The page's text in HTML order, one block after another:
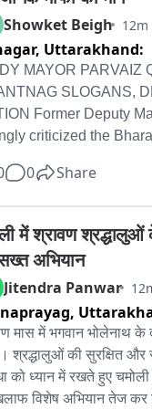
Showket Beigh
Uttarakhand:
MAYOR PARVAIZ
SLOGANS,
Former Deputy
criticized the
with the
are
and harmony in
to take
to the people of
to the
responsible, saying
to create
differences are
to political rhetoric.
0 Share
में श्रावण श्रद्धालुओं
अभियान
Jitendra Panwar
मास में भगवान भोलेनाथ के
श्रद्धालुओं की सुरक्षित और
को ध्यान में रखते हुए
विशेष अभियान तेज कर